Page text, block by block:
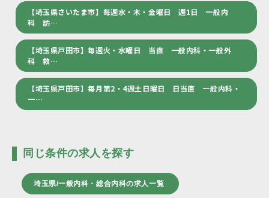
【埼玉県さいたま市】毎週水・木・金曜日 週1日 一般内
科 訪…
【埼玉県戸田市】毎週火・水曜日 当直 一般内科・一般外
科 救…
【埼玉県戸田市】毎月第2・4週土日曜日 日当直 一般内科・
一…
同じ条件の求人を探す
埼玉県/一般内科・総合内科の求人一覧